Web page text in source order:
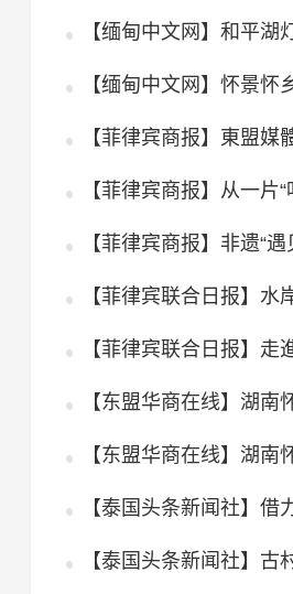
【缅甸中文网】和平
【缅甸中文网】怀景怀
【菲律宾商报】東盟
【菲律宾商报】从一片
【菲律宾商报】非遗“
【菲律宾联合日报】
【菲律宾联合日报】走
【东盟华商在线】湖南
【东盟华商在线】湖
【泰国头条新闻社】